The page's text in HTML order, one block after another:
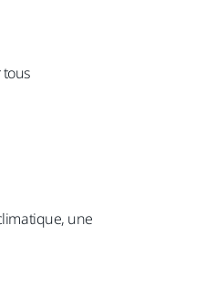
une